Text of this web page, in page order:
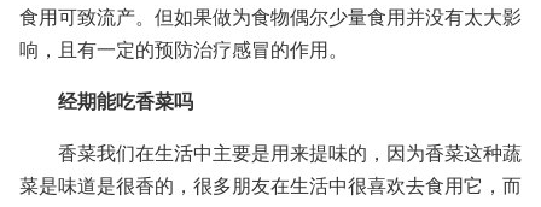
食用可致流产。但如果做为食物偶尔少量食用并没有太大影
响，且有一定的预防治疗感冒的作用。
经期能吃香菜吗
香菜我们在生活中主要是用来提味的，因为香菜这种蔬
菜是味道是很香的，很多朋友在生活中很喜欢去食用它，而